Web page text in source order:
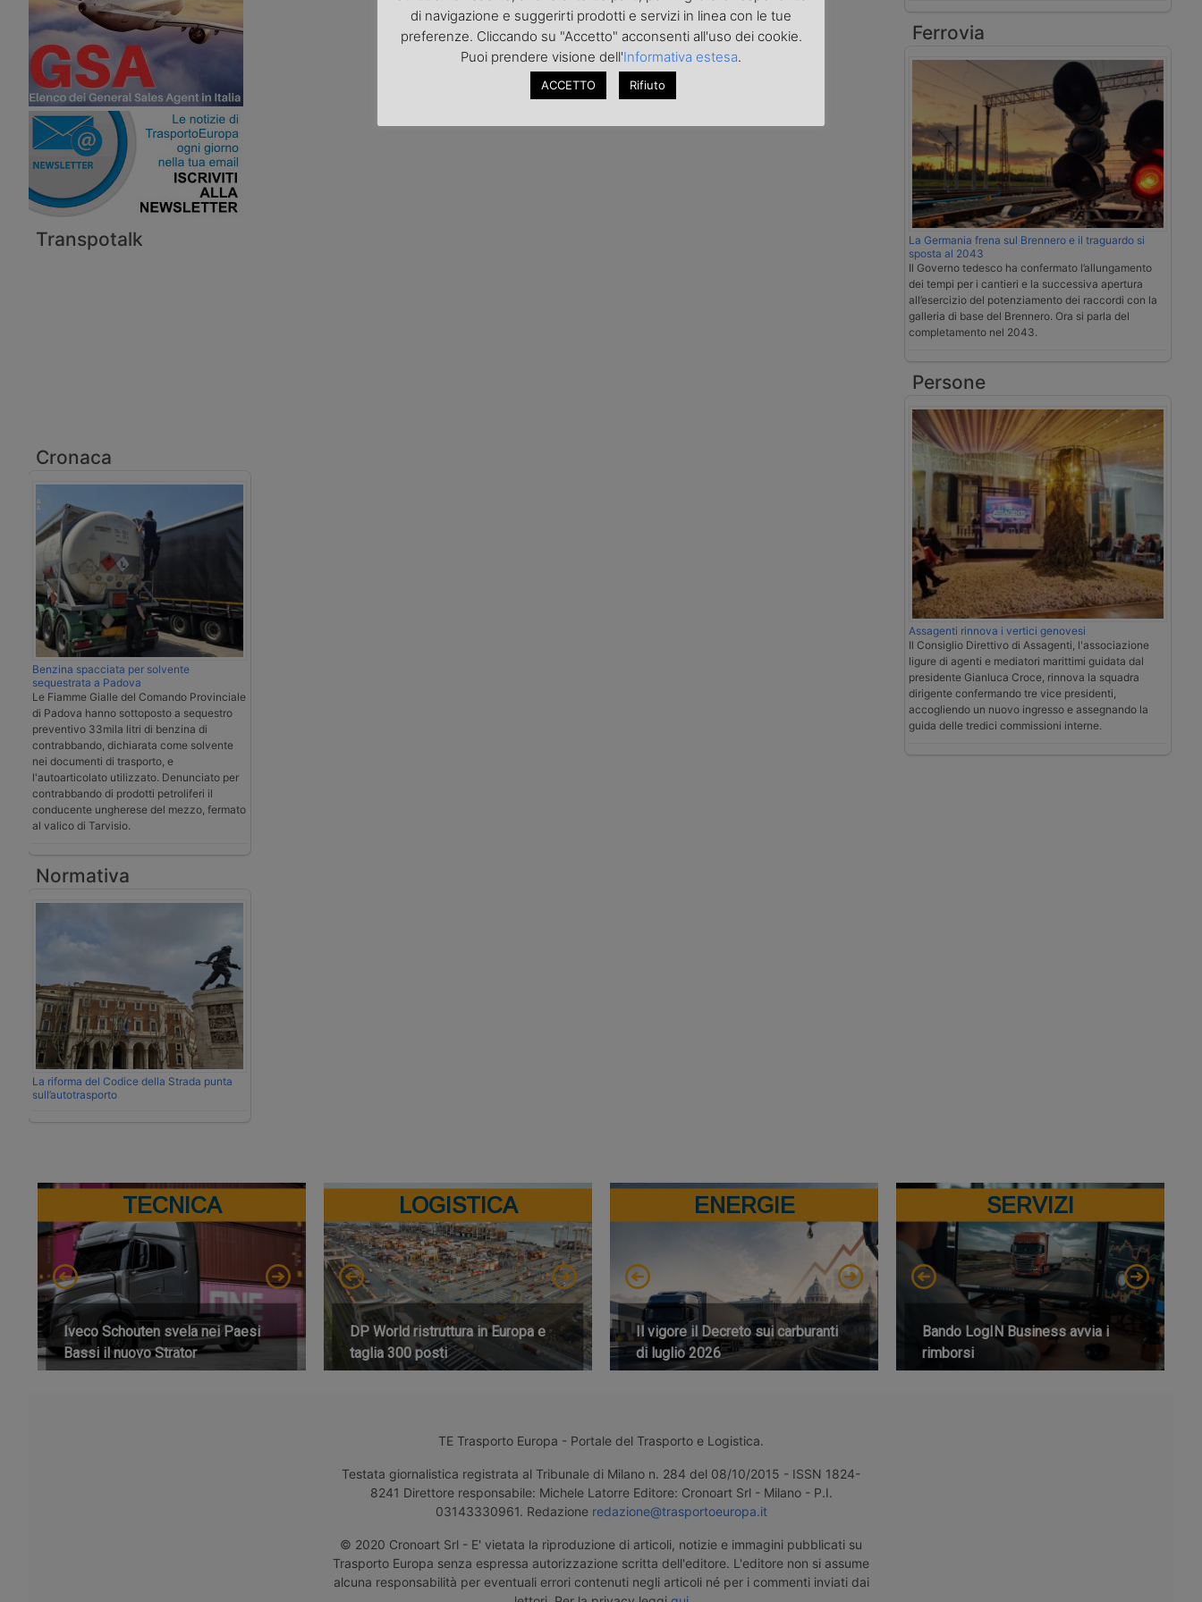
Transpotalk
Cronaca
Benzina spacciata per solvente
sequestrata a Padova
Le Fiamme Gialle del Comando Provinciale
di Padova hanno sottoposto a sequestro
preventivo 33mila litri di benzina di
contrabbando, dichiarata come solvente
nei documenti di trasporto, e
l'autoarticolato utilizzato. Denunciato per
contrabbando di prodotti petroliferi il
conducente ungherese del mezzo, fermato
al valico di Tarvisio.
Normativa
La riforma del Codice della Strada punta
sull’autotrasporto
Ferrovia
La Germania frena sul Brennero e il traguardo si
sposta al 2043
Il Governo tedesco ha confermato l’allungamento
dei tempi per i cantieri e la successiva apertura
all’esercizio del potenziamento dei raccordi con la
galleria di base del Brennero. Ora si parla del
completamento nel 2043.
Persone
Assagenti rinnova i vertici genovesi
Il Consiglio Direttivo di Assagenti, l'associazione
ligure di agenti e mediatori marittimi guidata dal
presidente Gianluca Croce, rinnova la squadra
dirigente confermando tre vice presidenti,
accogliendo un nuovo ingresso e assegnando la
guida delle tredici commissioni interne.
TECNICA
Iveco Schouten svela nei Paesi
Bassi il nuovo Strator
LOGISTICA
DP World ristruttura in Europa e
taglia 300 posti
ENERGIE
Il vigore il Decreto sui carburanti
di luglio 2026
SERVIZI
Bando LogIN Business avvia i
rimborsi
TE Trasporto Europa - Portale del Trasporto e Logistica.
Testata giornalistica registrata al Tribunale di Milano n. 284 del 08/10/2015 - ISSN 1824-
8241 Direttore responsabile: Michele Latorre Editore: Cronoart Srl - Milano - P.I.
03143330961. Redazione redazione@trasportoeuropa.it
© 2020 Cronoart Srl - E' vietata la riproduzione di articoli, notizie e immagini pubblicati su
Trasporto Europa senza espressa autorizzazione scritta dell'editore. L'editore non si assume
alcuna responsabilità per eventuali errori contenuti negli articoli né per i commenti inviati dai
di navigazione e suggerirti prodotti e servizi in linea con le tue
preferenze. Cliccando su "Accetto" acconsenti all'uso dei cookie.
Puoi prendere visione dell'Informativa estesa.
ACCETTO Rifiuto